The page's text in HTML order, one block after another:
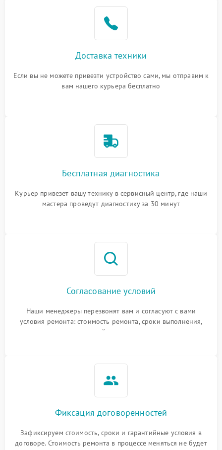
Доставка техники
Если вы не можете привезти устройство сами, мы отправим к
вам нашего курьера бесплатно
Бесплатная диагностика
Курьер привезет вашу технику в сервисный центр, где наши
мастера проведут диагностику за 30 минут
Согласование условий
Наши менеджеры перезвонят вам и согласуют с вами
условия ремонта: стоимость ремонта, сроки выполнения,
гарантийные условия
Фиксация договоренностей
Зафиксируем стоимость, сроки и гарантийные условия в
договоре. Стоимость ремонта в процессе меняться не будет